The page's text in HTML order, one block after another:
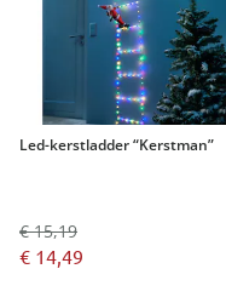
Led-kerstladder “Kerstman”
€ 15,19
€ 14,49